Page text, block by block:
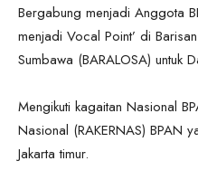
Bergabung menjadi Anggota
menjadi Vocal Point’ di
Sumbawa (BARALOSA) untuk
Mengikuti kagaitan Nasional
Nasional (RAKERNAS) BPAN
Jakarta timur.